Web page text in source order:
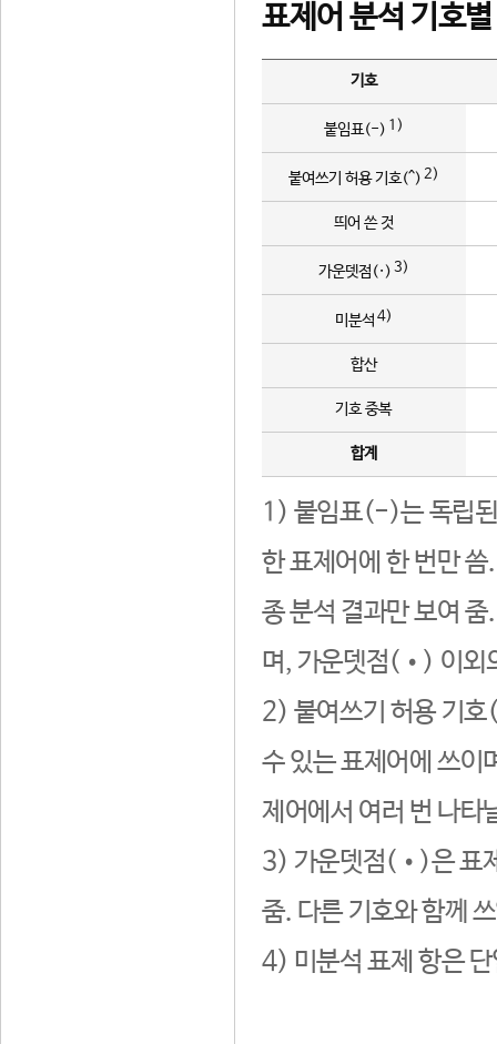
표제어 분석 기호
기호
붙임표(-) 1)
붙여쓰기 허용 기호(^) 2)
띄어 쓴 것
가운뎃점(·) 3)
미분석 4)
합산
기호 중복
합계
1) 붙임표(-)는 독립된
한 표제어에 한 번만
종 분석 결과만 보여
며, 가운뎃점(•) 이외
2) 붙여쓰기 허용 기호
수 있는 표제어에 쓰이
제어에서 여러 번 나타
3) 가운뎃점(•)은 표
줌. 다른 기호와 함께
4) 미분석 표제 항은